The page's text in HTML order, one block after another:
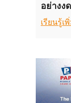
อย่างง
2026
เรียนรู้เ